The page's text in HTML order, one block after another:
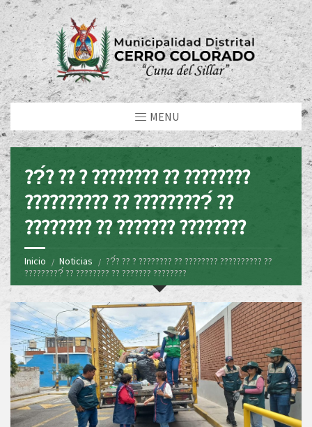
MENU
??́? ?? ? ???????? ?? ????????
?????????? ?? ?????????́ ??
???????? ?? ??????? ????????
Inicio Noticias
??́? ?? ? ???????? ?? ???????? ?????????? ??
?????????́ ?? ???????? ?? ??????? ????????